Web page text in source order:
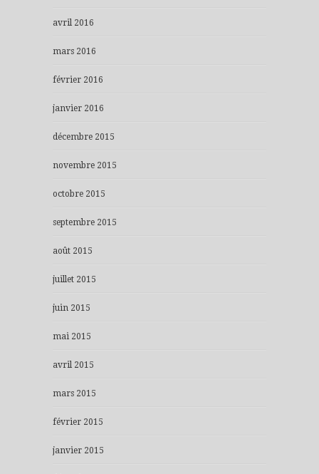
avril 2016
mars 2016
février 2016
janvier 2016
décembre 2015
novembre 2015
octobre 2015
septembre 2015
août 2015
juillet 2015
juin 2015
mai 2015
avril 2015
mars 2015
février 2015
janvier 2015